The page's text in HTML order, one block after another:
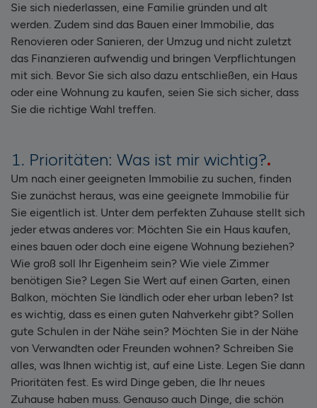
Sie sich niederlassen, eine Familie gründen und alt
werden. Zudem sind das Bauen einer Immobilie, das
Renovieren oder Sanieren, der Umzug und nicht zuletzt
das Finanzieren aufwendig und bringen Verpflichtungen
mit sich. Bevor Sie sich also dazu entschließen, ein Haus
oder eine Wohnung zu kaufen, seien Sie sich sicher, dass
Sie die richtige Wahl treffen.
1. Prioritäten: Was ist mir wichtig?
Um nach einer geeigneten Immobilie zu suchen, finden
Sie zunächst heraus, was eine geeignete Immobilie für
Sie eigentlich ist. Unter dem perfekten Zuhause stellt sich
jeder etwas anderes vor: Möchten Sie ein Haus kaufen,
eines bauen oder doch eine eigene Wohnung beziehen?
Wie groß soll Ihr Eigenheim sein? Wie viele Zimmer
benötigen Sie? Legen Sie Wert auf einen Garten, einen
Balkon, möchten Sie ländlich oder eher urban leben? Ist
es wichtig, dass es einen guten Nahverkehr gibt? Sollen
gute Schulen in der Nähe sein? Möchten Sie in der Nähe
von Verwandten oder Freunden wohnen? Schreiben Sie
alles, was Ihnen wichtig ist, auf eine Liste. Legen Sie dann
Prioritäten fest. Es wird Dinge geben, die Ihr neues
Zuhause haben muss. Genauso auch Dinge, die schön